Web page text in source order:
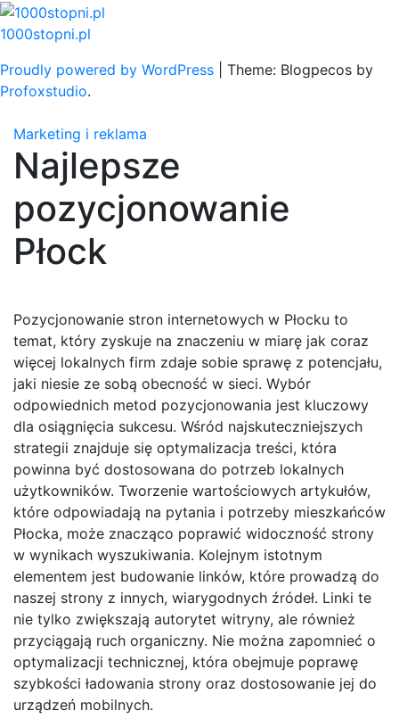
Skip
to
1000stopni.pl
Proudly powered by WordPress
Theme: Blogpecos by
Profoxstudio.
Marketing i reklama
Najlepsze
pozycjonowanie
Płock
Pozycjonowanie stron internetowych w Płocku to
temat, który zyskuje na znaczeniu w miarę jak coraz
więcej lokalnych firm zdaje sobie sprawę z potencjału,
jaki niesie ze sobą obecność w sieci. Wybór
odpowiednich metod pozycjonowania jest kluczowy
dla osiągnięcia sukcesu. Wśród najskuteczniejszych
strategii znajduje się optymalizacja treści, która
powinna być dostosowana do potrzeb lokalnych
użytkowników. Tworzenie wartościowych artykułów,
które odpowiadają na pytania i potrzeby mieszkańców
Płocka, może znacząco poprawić widoczność strony
w wynikach wyszukiwania. Kolejnym istotnym
elementem jest budowanie linków, które prowadzą do
naszej strony z innych, wiarygodnych źródeł. Linki te
nie tylko zwiększają autorytet witryny, ale również
przyciągają ruch organiczny. Nie można zapomnieć o
optymalizacji technicznej, która obejmuje poprawę
szybkości ładowania strony oraz dostosowanie jej do
urządzeń mobilnych.